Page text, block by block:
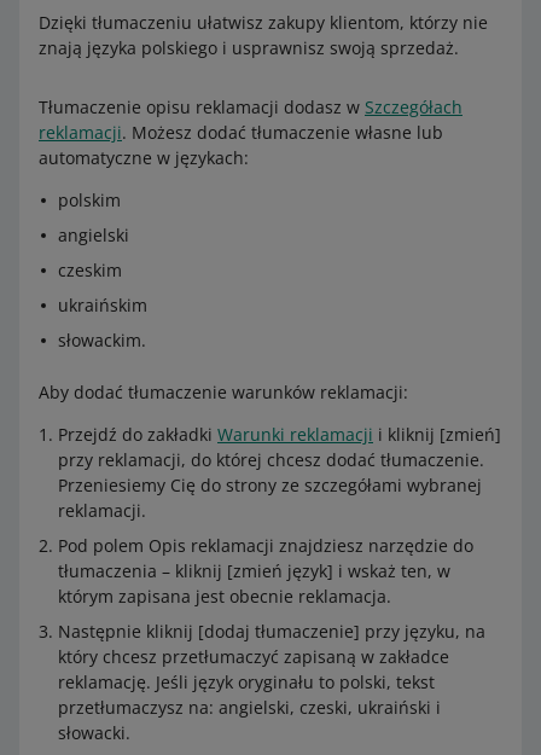
Dzięki tłumaczeniu ułatwisz zakupy klientom, którzy nie
znają języka polskiego i usprawnisz swoją sprzedaż.
Tłumaczenie opisu reklamacji dodasz w Szczegółach
reklamacji. Możesz dodać tłumaczenie własne lub
automatyczne w językach:
polskim
angielski
czeskim
ukraińskim
słowackim.
Aby dodać tłumaczenie warunków reklamacji:
Przejdź do zakładki Warunki reklamacji i kliknij [zmień]
przy reklamacji, do której chcesz dodać tłumaczenie.
Przeniesiemy Cię do strony ze szczegółami wybranej
reklamacji.
Pod polem Opis reklamacji znajdziesz narzędzie do
tłumaczenia – kliknij [zmień język] i wskaż ten, w
którym zapisana jest obecnie reklamacja.
Następnie kliknij [dodaj tłumaczenie] przy języku, na
który chcesz przetłumaczyć zapisaną w zakładce
reklamację. Jeśli język oryginału to polski, tekst
przetłumaczysz na: angielski, czeski, ukraiński i
słowacki.